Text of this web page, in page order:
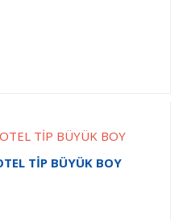
TİP BÜYÜK BOY